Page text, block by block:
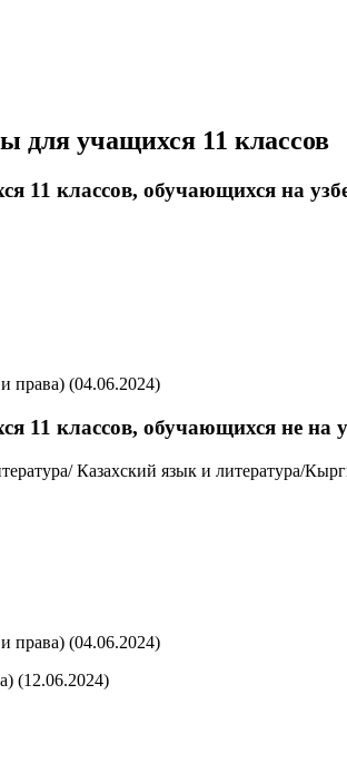
для учащихся 11 классов
11 классов, обучающихся на
права) (04.06.2024)
11 классов, обучающихся не на
Казахский язык и литература/
права) (04.06.2024)
(12.06.2024)